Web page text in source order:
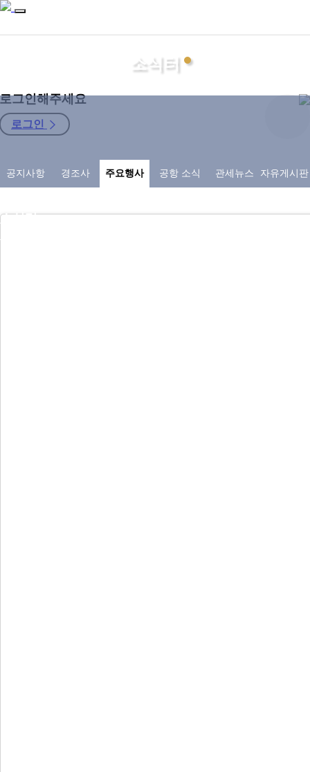
로그인해주세요
로그인
지회소개
관세사
소식터
소식터
공지사항 경조사 주요행사 공항 소식 관세뉴스 자유게시판